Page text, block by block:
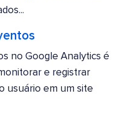
no Google Analytics é
e registrar
usuário em um site